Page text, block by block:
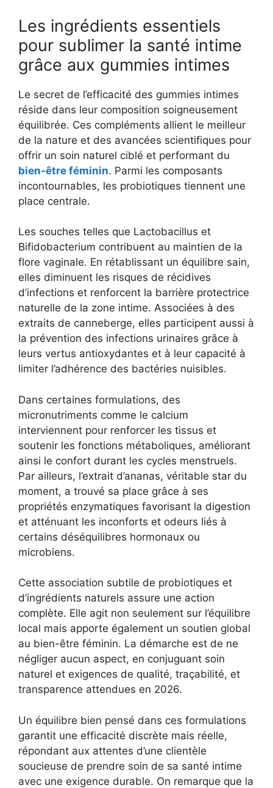
Les ingrédients essentiels
pour sublimer la santé intime
grâce aux gummies intimes
Le secret de l’efficacité des gummies intimes
réside dans leur composition soigneusement
équilibrée. Ces compléments allient le meilleur
de la nature et des avancées scientifiques pour
offrir un soin naturel ciblé et performant du
bien-être féminin. Parmi les composants
incontournables, les probiotiques tiennent une
place centrale.
Les souches telles que Lactobacillus et
Bifidobacterium contribuent au maintien de la
flore vaginale. En rétablissant un équilibre sain,
elles diminuent les risques de récidives
d’infections et renforcent la barrière protectrice
naturelle de la zone intime. Associées à des
extraits de canneberge, elles participent aussi à
la prévention des infections urinaires grâce à
leurs vertus antioxydantes et à leur capacité à
limiter l’adhérence des bactéries nuisibles.
Dans certaines formulations, des
micronutriments comme le calcium
interviennent pour renforcer les tissus et
soutenir les fonctions métaboliques, améliorant
ainsi le confort durant les cycles menstruels.
Par ailleurs, l’extrait d’ananas, véritable star du
moment, a trouvé sa place grâce à ses
propriétés enzymatiques favorisant la digestion
et atténuant les inconforts et odeurs liés à
certains déséquilibres hormonaux ou
microbiens.
Cette association subtile de probiotiques et
d’ingrédients naturels assure une action
complète. Elle agit non seulement sur l’équilibre
local mais apporte également un soutien global
au bien-être féminin. La démarche est de ne
négliger aucun aspect, en conjuguant soin
naturel et exigences de qualité, traçabilité, et
transparence attendues en 2026.
Un équilibre bien pensé dans ces formulations
garantit une efficacité discrète mais réelle,
répondant aux attentes d’une clientèle
soucieuse de prendre soin de sa santé intime
avec une exigence durable. On remarque que la